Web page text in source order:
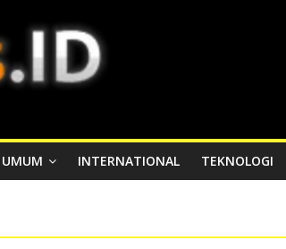
UMUM INTERNATIONAL TEKNOLOGI